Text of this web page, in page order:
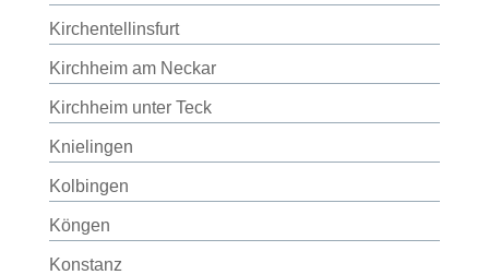
Kirchentellinsfurt
Kirchheim am Neckar
Kirchheim unter Teck
Knielingen
Kolbingen
Köngen
Konstanz